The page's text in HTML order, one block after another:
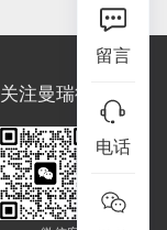
关注曼瑞德
留言
电话